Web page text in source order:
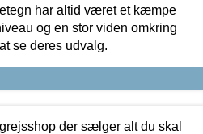
har altid været et kæmpe
og en stor viden omkring
se deres udvalg.
der sælger alt du skal